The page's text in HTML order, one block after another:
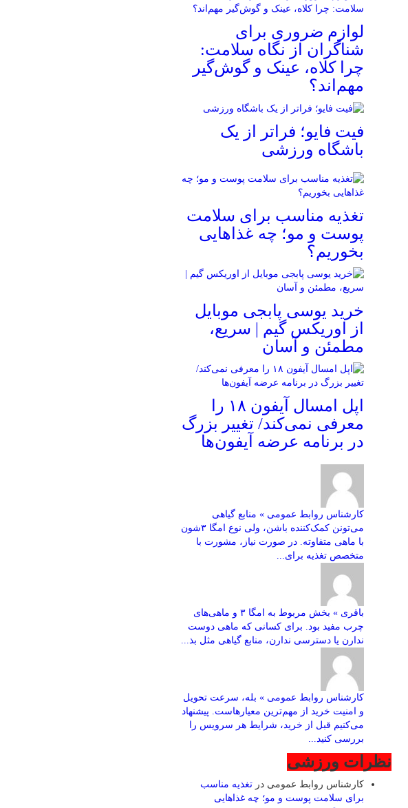
لوازم ضروری برای
شناگران از نگاه سلامت:
چرا کلاه، عینک و گوش‌گیر
مهم‌اند؟
فیت ‌فایو؛ فراتر از یک
باشگاه ورزشی
تغذیه مناسب برای سلامت
پوست و مو؛ چه غذاهایی
بخوریم؟
خرید یوسی پابجی موبایل
از اوریکس گیم | سریع،
مطمئن و آسان
اپل امسال آیفون ۱۸ را
معرفی نمی‌کند/ تغییر بزرگ
در برنامه عرضه آیفون‌ها
کارشناس روابط عمومی » منابع گیاهی
می‌تونن کمک‌کننده باشن، ولی نوع امگا ۳شون
با ماهی متفاوته. در صورت نیاز، مشورت با
متخصص تغذیه برای...
باقری » بخش مربوط به امگا ۳ و ماهی‌های
چرب مفید بود. برای کسانی که ماهی دوست
ندارن یا دسترسی ندارن، منابع گیاهی مثل بذ...
کارشناس روابط عمومی » بله، سرعت تحویل
و امنیت خرید از مهم‌ترین معیارهاست. پیشنهاد
می‌کنیم قبل از خرید، شرایط هر سرویس را
بررسی کنید...
نظرات ورزشی
کارشناس روابط عمومی درتغذیه مناسب
برای سلامت پوست و مو؛ چه غذاهایی